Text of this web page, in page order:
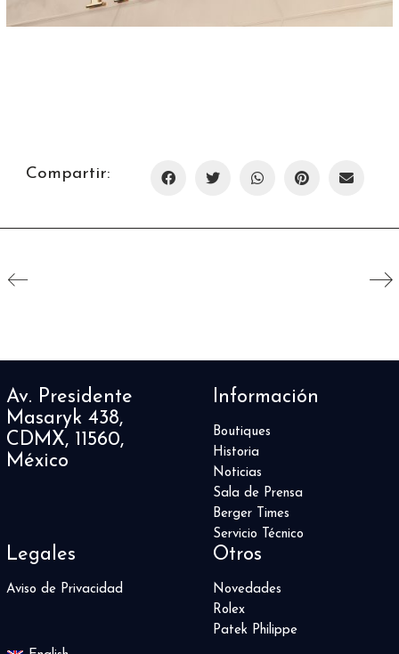
Compartir:
Av. Presidente
Masaryk 438,
CDMX, 11560,
México
Información
Boutiques
Historia
Noticias
Sala de Prensa
Berger Times
Servicio Técnico
Legales
Aviso de Privacidad
Otros
Novedades
Rolex
Patek Philippe